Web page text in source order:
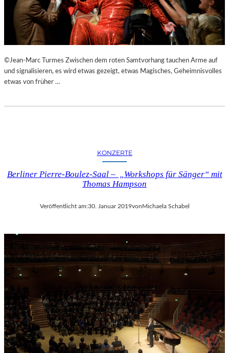
©Jean-Marc Turmes Zwischen dem roten Samtvorhang tauchen Arme auf
und signalisieren, es wird etwas gezeigt, etwas Magisches, Geheimnisvolles
etwas von früher …
KONZERTE
Berliner Pierre-Boulez-Saal – „Workshops für Sänger“ mit
Thomas Hampson
Veröffentlicht am:30. Januar 2019von Michaela Schabel